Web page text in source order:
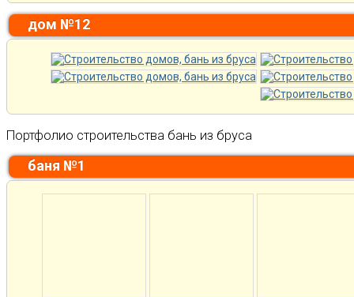
дом №12
Портфолио строительства бань из бруса
баня №1